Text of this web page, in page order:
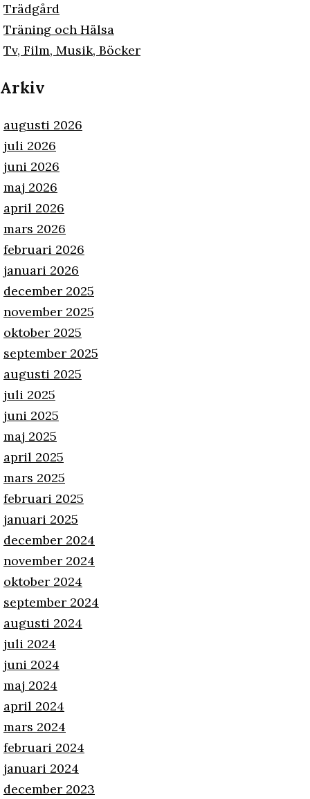
Trädgård
Träning och Hälsa
Tv, Film, Musik, Böcker
Arkiv
augusti 2026
juli 2026
juni 2026
maj 2026
april 2026
mars 2026
februari 2026
januari 2026
december 2025
november 2025
oktober 2025
september 2025
augusti 2025
juli 2025
juni 2025
maj 2025
april 2025
mars 2025
februari 2025
januari 2025
december 2024
november 2024
oktober 2024
september 2024
augusti 2024
juli 2024
juni 2024
maj 2024
april 2024
mars 2024
februari 2024
januari 2024
december 2023